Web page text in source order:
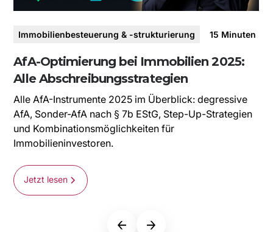
Immobilienbesteuerung & -strukturierung 15 Minuten
AfA-Optimierung bei Immobilien 2025:
Alle Abschreibungsstrategien
Alle AfA-Instrumente 2025 im Überblick: degressive
AfA, Sonder-AfA nach § 7b EStG, Step-Up-Strategien
und Kombinationsmöglichkeiten für
Immobilieninvestoren.
Jetzt lesen